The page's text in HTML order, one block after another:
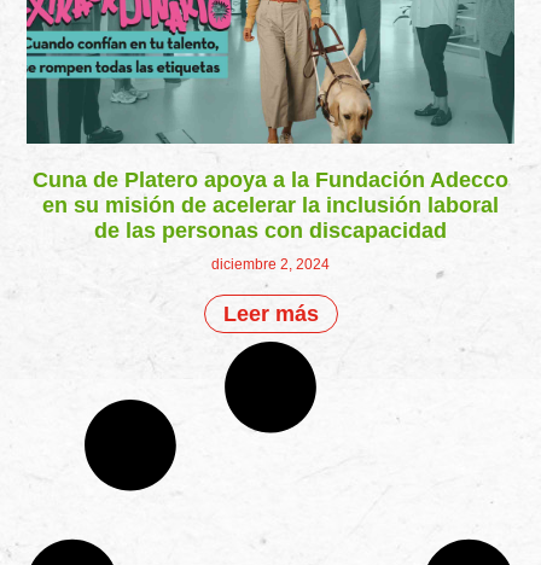
Cuna de Platero apoya a la Fundación Adecco
en su misión de acelerar la inclusión laboral
de las personas con discapacidad
diciembre 2, 2024
Leer más